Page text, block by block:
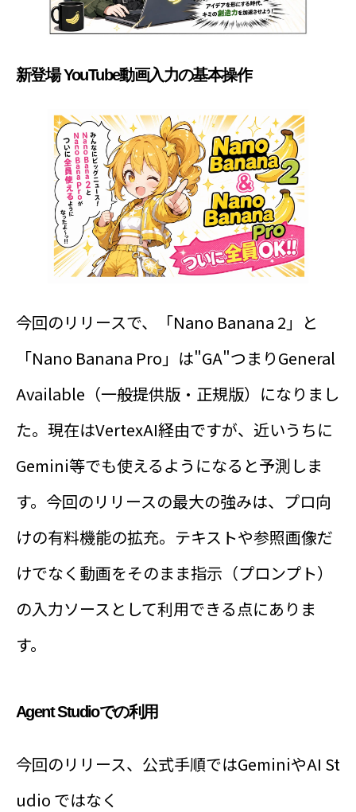
新登場 YouTube動画入力の基本操作
今回のリリースで、「Nano Banana 2」と
「Nano Banana Pro」は"GA"つまりGeneral
Available（一般提供版・正規版）になりまし
た。現在はVertexAI経由ですが、近いうちに
Gemini等でも使えるようになると予測しま
す。今回のリリースの最大の強みは、プロ向
けの有料機能の拡充。テキストや参照画像だ
けでなく動画をそのまま指示（プロンプト）
の入力ソースとして利用できる点にありま
す。
Agent Studioでの利用
今回のリリース、公式手順ではGeminiやAI St
udio ではなく